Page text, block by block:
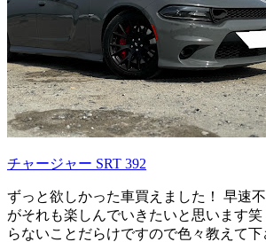
チャージャー SRT 392
ずっと欲しかった車買えました！ 早速
がそれも楽しんでいきたいと思います
らないことだらけですので色々教えて下